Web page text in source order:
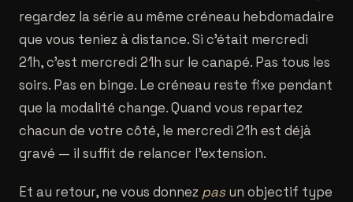
regardez la série au même créneau hebdomadaire
que vous teniez à distance. Si c'était mercredi
21h, c'est mercredi 21h sur le canapé. Pas tous les
soirs. Pas en binge. Le créneau reste fixe pendant
que la modalité change. Quand vous repartez
chacun de votre côté, le mercredi 21h est déjà
gravé — il suffit de relancer l'extension.
Et au retour, ne vous donnez pasun objectif type